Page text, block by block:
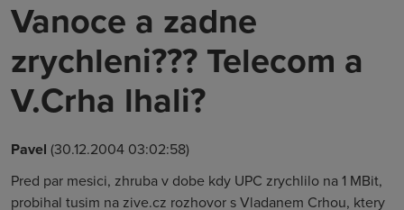
Vanoce a zadne
zrychleni??? Telecom a
V.Crha lhali?
Pavel (30.12.2004 03:02:58)
Pred par mesici, zhruba v dobe kdy UPC zrychlilo na 1 MBit,
probihal tusim na zive.cz rozhovor s Vladanem Crhou, ktery